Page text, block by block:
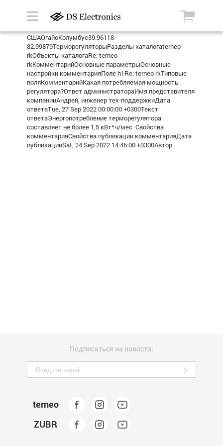
СШАОгайоКолумбус39.96118-
82.99879ТерморегуляторыРазделы каталогаterneo
rkОбъекты каталогаRe: terneo
rkКомментарийОсновные параметрыОсновные
настройки комментарияПоле h1Re: terneo rkТиповые
поляКомментарийКакая потребляемая мощность
регулятора?Ответ администратораИмя представителя
компанииАндрей, инженер тех-поддержкиДата
ответаTue, 27 Sep 2022 00:00:00 +0300Текст
ответаЭнергопотребление терморегулятора
составляет не более 1,5 кВт*ч/мес. Свойства
комментарияСвойства публикации комментарияДата
публикацииSat, 24 Sep 2022 14:46:00 +0300Автор
Подписаться на новости:
terneo
ZUBR